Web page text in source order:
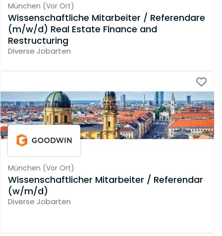
München (Vor Ort)
Wissenschaftliche Mitarbeiter / Referendare
(m/w/d) Real Estate Finance and
Restructuring
Diverse Jobarten
München (Vor Ort)
Wissenschaftlicher Mitarbeiter / Referendar
(w/m/d)
Diverse Jobarten